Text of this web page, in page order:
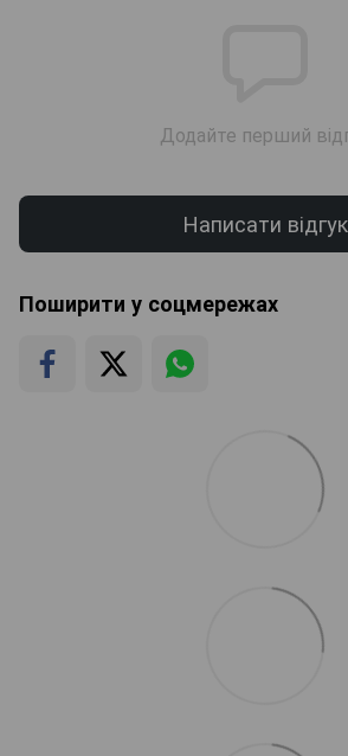
Додайте перший
Написати відгук
Поширити у соцмережах